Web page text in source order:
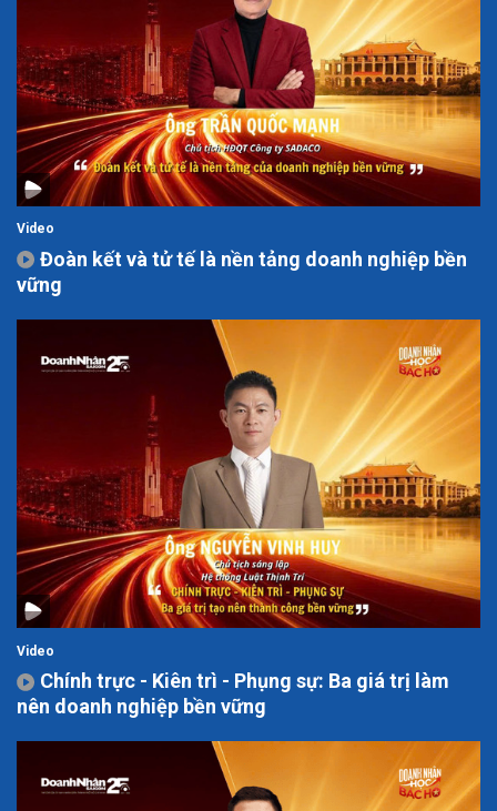
Video
Đoàn kết và tử tế là nền tảng doanh nghiệp bền
vững
Video
Chính trực - Kiên trì - Phụng sự: Ba giá trị làm
nên doanh nghiệp bền vững